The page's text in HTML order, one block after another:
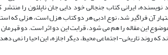
ایرانی کتاب جنجالی خود دایی جان ناپلئون را
آن فراگیر شد، نوع ادبی هر دو کتاب هزل است، هزلی که
این مقاله را هم می شود، قرابت این دو اثر است. دو
که روند تاریخی- اجتماعی محیط، دیگر اجازهء این احیا را نمی